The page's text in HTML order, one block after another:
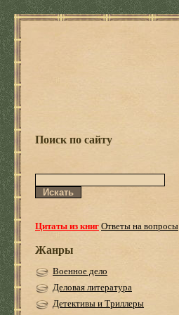
Поиск по сайту
Цитаты из книгОтветы на вопросы
Жанры
Военное дело
Деловая литература
Детективы и Триллеры